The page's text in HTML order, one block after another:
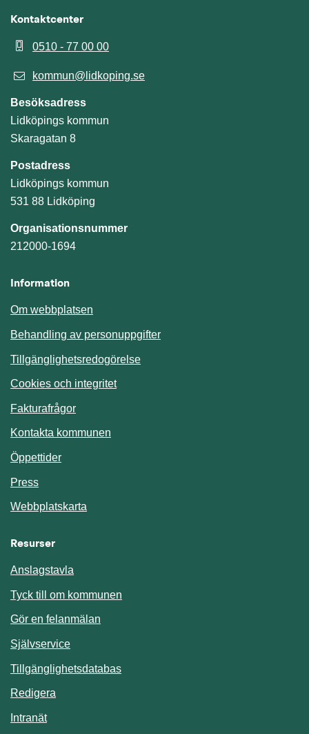
Kontaktcenter
0510 - 77 00 00
kommun@lidkoping.se
Besöksadress
Lidköpings kommun
Skaragatan 8
Postadress
Lidköpings kommun
531 88 Lidköping
Organisationsnummer
212000-1694
Information
Om webbplatsen
Behandling av personuppgifter
Tillgänglighetsredogörelse
Cookies och integritet
Fakturafrågor
Kontakta kommunen
Öppettider
Press
Webbplatskarta
Resurser
Anslagstavla
Tyck till om kommunen
Gör en felanmälan
SjälvserviceLänk till annan webbplats.
TillgänglighetsdatabasLänk till annan webbplats.
Redigera
IntranätLänk till annan webbplats.